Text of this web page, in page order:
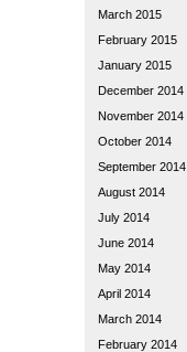
March 2015
February 2015
January 2015
December 2014
November 2014
October 2014
September 2014
August 2014
July 2014
June 2014
May 2014
April 2014
March 2014
February 2014